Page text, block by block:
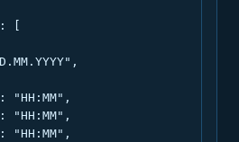
[
"HH:MM",
"HH:MM",
"HH:MM",